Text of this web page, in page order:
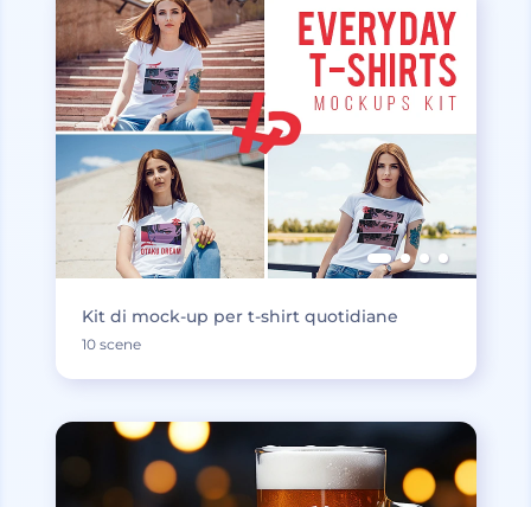
Kit di mock-up per t-shirt quotidiane
10 scene